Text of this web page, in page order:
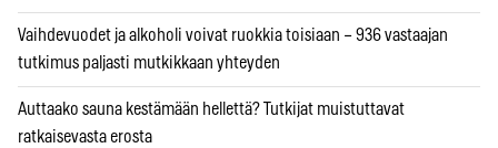
Vaihdevuodet ja alkoholi voivat ruokkia toisiaan – 936 vastaajan
tutkimus paljasti mutkikkaan yhteyden
Auttaako sauna kestämään hellettä? Tutkijat muistuttavat
ratkaisevasta erosta